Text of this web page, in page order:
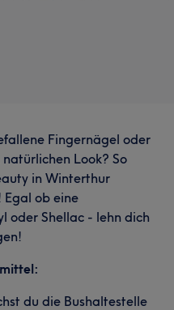
Fingernägel oder
Look? So
in Winterthur
ob eine
oder Shellac - lehn dich
du die Bushaltestelle